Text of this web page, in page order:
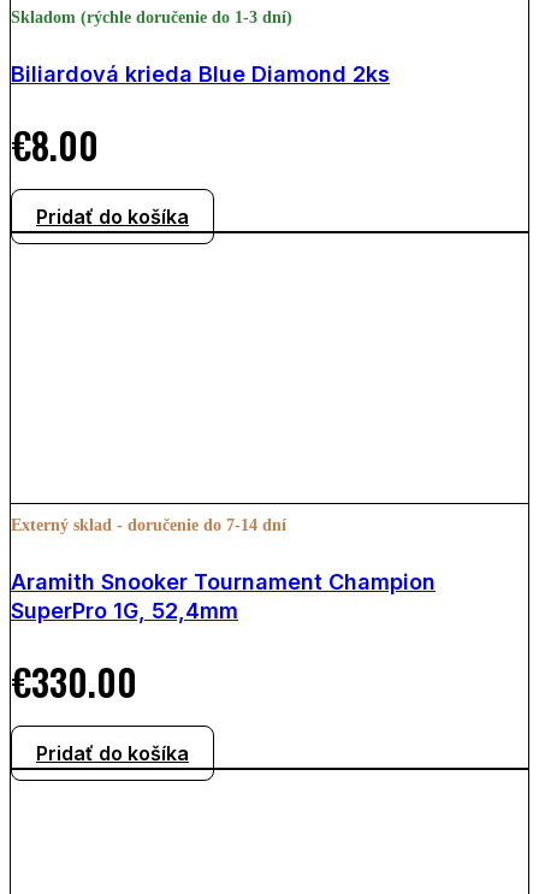
Skladom (rýchle doručenie do 1-3 dní)
Biliardová krieda Blue Diamond 2ks
€8.00
Pridať do košíka
Externý sklad - doručenie do 7-14 dní
Aramith Snooker Tournament Champion
SuperPro 1G, 52,4mm
€330.00
Pridať do košíka